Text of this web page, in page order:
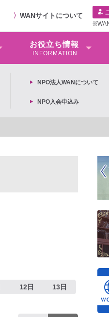
〉 WANサイトについて
お役⽴ち情報
INFORMATION
NPO法⼈WANについて
NPO入会申込み
12日 13日